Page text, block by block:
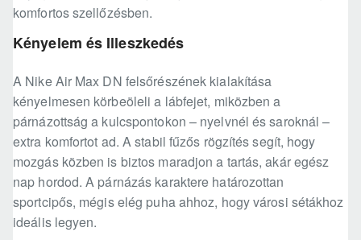
komfortos szellőzésben.
Kényelem és Illeszkedés
A Nike Air Max DN felsőrészének kialakítása
kényelmesen körbeöleli a lábfejet, miközben a
párnázottság a kulcspontokon – nyelvnél és saroknál –
extra komfortot ad. A stabil fűzős rögzítés segít, hogy
mozgás közben is biztos maradjon a tartás, akár egész
nap hordod. A párnázás karaktere határozottan
sportcipős, mégis elég puha ahhoz, hogy városi sétákhoz
ideális legyen.